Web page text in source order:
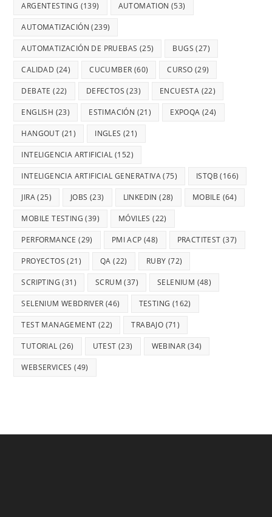
ARGENTESTING (139) AUTOMATION (53)
AUTOMATIZACIÓN (239)
AUTOMATIZACIÓN DE PRUEBAS (25) BUGS (27)
CALIDAD (24) CUCUMBER (60) CURSO (29)
DEBATE (22) DEFECTOS (23) ENCUESTA (22)
ENGLISH (23) ESTIMACIÓN (21) EXPOQA (24)
HANGOUT (21) INGLES (21)
INTELIGENCIA ARTIFICIAL (152)
INTELIGENCIA ARTIFICIAL GENERATIVA(75) ISTQB (166)
JIRA(25) JOBS (23) LINKEDIN (28) MOBILE (64)
MOBILE TESTING (39) MÓVILES (22)
PERFORMANCE (29) PMI ACP (48) PRACTITEST (37)
PROYECTOS (21) QA (22) RUBY (72)
SCRIPTING (31) SCRUM (37) SELENIUM (48)
SELENIUM WEBDRIVER (46) TESTING (162)
TEST MANAGEMENT (22) TRABAJO (71)
TUTORIAL (26) UTEST (23) WEBINAR (34)
WEBSERVICES (49)